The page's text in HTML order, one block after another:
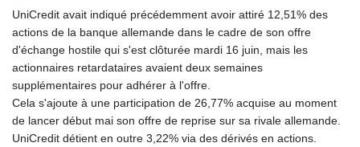
GMD 84.980421
GNF 10123.874202
GTQ 8.794891
GYD 241.157003
HKD 9.067746
HNL 30.895616
HRK 7.536622
HTG 150.718127
UniCredit avait indiqué précédemment avoir attiré 12,51% des
actions de la banque allemande dans le cadre de son offre
d'échange hostile qui s'est clôturée mardi 16 juin, mais les
actionnaires retardataires avaient deux semaines
supplémentaires pour adhérer à l'offre.
Cela s'ajoute à une participation de 26,77% acquise au moment
de lancer début mai son offre de reprise sur sa rivale allemande.
UniCredit détient en outre 3,22% via des dérivés en actions.